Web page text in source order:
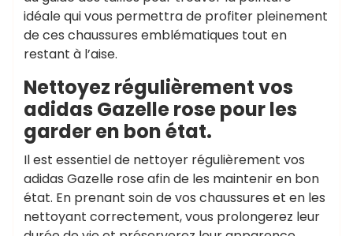
idéale qui vous permettra de profiter pleinement
de ces chaussures emblématiques tout en
restant à l’aise.
Nettoyez régulièrement vos
adidas Gazelle rose pour les
garder en bon état.
Il est essentiel de nettoyer régulièrement vos
adidas Gazelle rose afin de les maintenir en bon
état. En prenant soin de vos chaussures et en les
nettoyant correctement, vous prolongerez leur